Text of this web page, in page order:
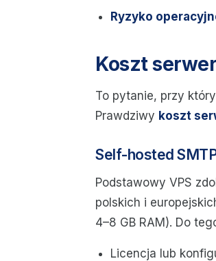
Ryzyko
Koszt
To pytanie, przy
Prawdziwy koszt
Self-hosted
Podstawowy VPS
polskich i
4–8 GB RAM). Do
Licencja lub